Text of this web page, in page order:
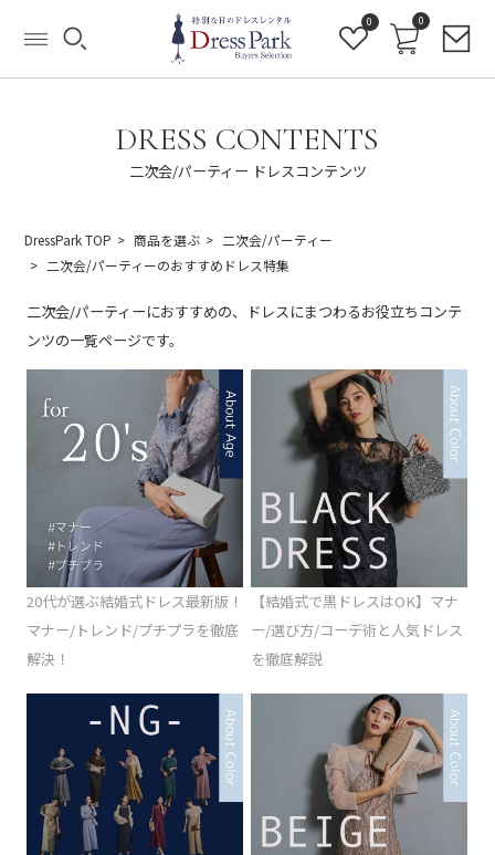
0 0
DRESS CONTENTS
二次会/パーティー ドレスコンテンツ
DressPark TOP 商品を選ぶ
二次会/パーティー
二次会/パーティーのおすすめドレス特集
二次会/パーティーにおすすめの、ドレスにまつわるお役立ちコンテ
ンツの一覧ページです。
20代が選ぶ結婚式ドレス最新版！
マナー/トレンド/プチプラを徹底
解決！
【結婚式で黒ドレスはOK】マナ
ー/選び方/コーデ術と人気ドレス
を徹底解説